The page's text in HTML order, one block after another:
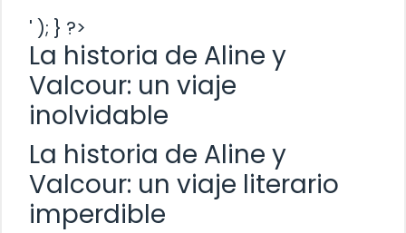
' ); } ?>
La historia de Aline y
Valcour: un viaje
inolvidable
La historia de Aline y
Valcour: un viaje literario
imperdible